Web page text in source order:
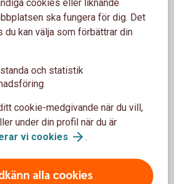
är du välkommen att ringa
12
för Swish.
ska fungera för dig. Det
du kan välja som förbättrar din
och statistik
cookie-medgivande när du vill,
under din profil när du är
vi cookies .
alla cookies